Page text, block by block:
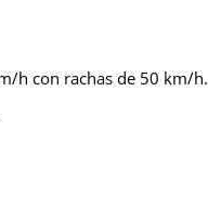
h con rachas de 50 km/h.